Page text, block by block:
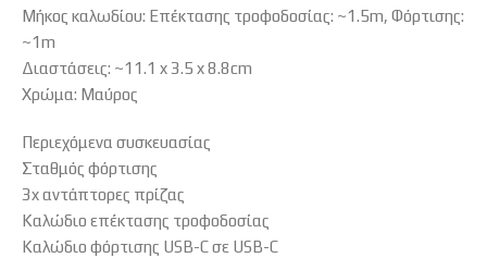
Μήκος καλωδίου: Επέκτασης τροφοδοσίας: ~1.5m, Φόρτισης:
~1m
Διαστάσεις: ~11.1 x 3.5 x 8.8cm
Χρώμα: Μαύρος
Περιεχόμενα συσκευασίας
Σταθμός φόρτισης
3x αντάπτορες πρίζας
Καλώδιο επέκτασης τροφοδοσίας
Καλώδιο φόρτισης USB-C σε USB-C